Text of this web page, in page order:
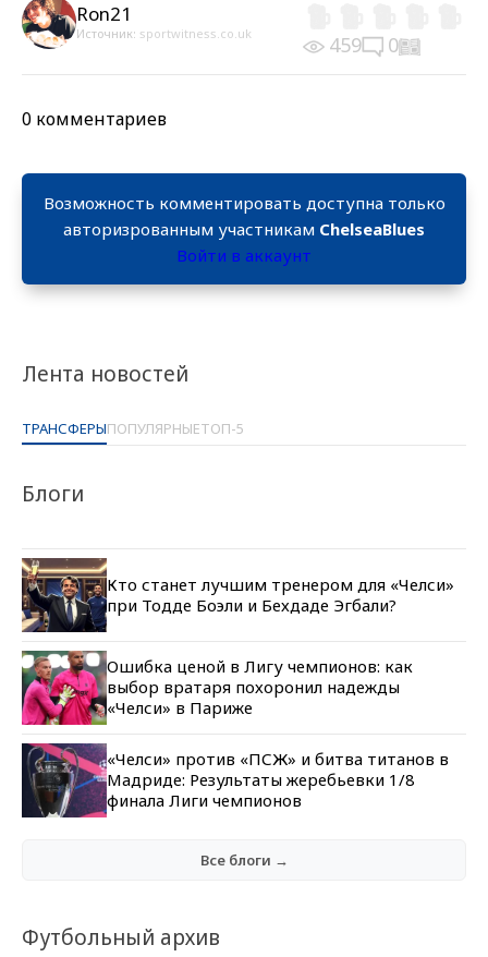
Лента новостей
ТРАНСФЕРЫПОПУЛЯРНЫЕТОП-5
Блоги
Кто станет лучшим тренером для «Челси»
при Тодде Боэли и Бехдаде Эгбали?
Ошибка ценой в Лигу чемпионов: как
выбор вратаря похоронил надежды
«Челси» в Париже
«Челси» против «ПСЖ» и битва титанов в
Мадриде: Результаты жеребьевки 1/8
финала Лиги чемпионов
Все блоги →
Футбольный архив
Ron21
Источник: sportwitness.co.uk 459 0
0 комментариев
Возможность комментировать доступна только
авторизрованным участникам ChelseaBlues
Войти в аккаунт